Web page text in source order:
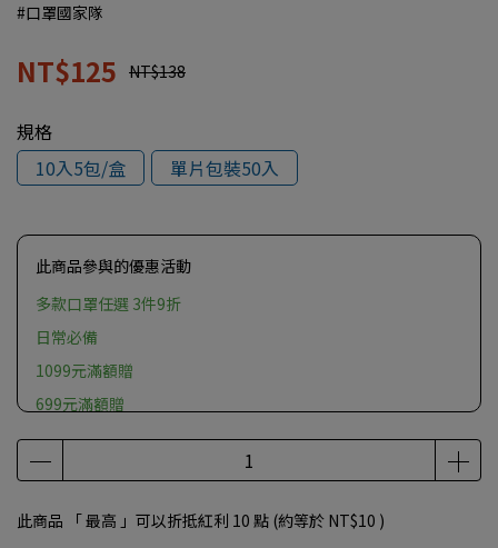
#口罩國家隊
NT$125 NT$138
規格
10入5包/盒
單片包裝50入
此商品參與的優惠活動
多款口罩任選 3件9折
日常必備
1099元滿額贈
699元滿額贈
此商品 「 最高 」可以折抵紅利 10 點 (約等於 NT$10 )